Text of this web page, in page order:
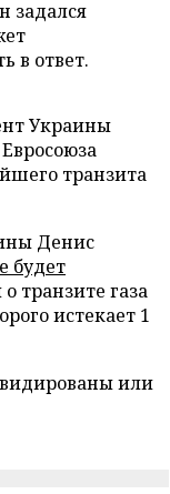
задался
в ответ.
Украины
транзита
Денис
будет
транзите газа
истекает 1
или